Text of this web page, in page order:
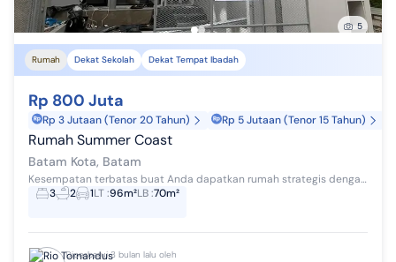
5
Rumah Dekat Sekolah Dekat Tempat Ibadah
Rp 800 Juta
Rp 3 Jutaan (Tenor 20 Tahun) Rp 5 Jutaan (Tenor 15 Tahun)
Rumah Summer Coast
Batam Kota, Batam
Kesempatan terbatas buat Anda dapatkan rumah strategis dengan return investasi tinggi di Batam Kota, Batam. Rumah ini menawarkan kelengkapan fasil...
3
2 1LT:96m²LB:70m²
Diperbarui 3 bulan lalu oleh